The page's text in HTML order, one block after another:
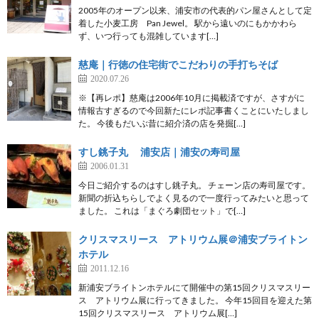
2005年のオープン以来、浦安市の代表的パン屋さんとして定
着した小麦工房 Pan Jewel。 駅から遠いのにもかかわら
ず、いつ行っても混雑しています[…]
慈庵｜行徳の住宅街でこだわりの手打ちそば
2020.07.26
※【再レポ】慈庵は2006年10月に掲載済ですが、さすがに
情報古すぎるので今回新たにレポ記事書くことにいたしまし
た。 今後もだいぶ昔に紹介済の店を発掘[…]
すし銚子丸 浦安店｜浦安の寿司屋
2006.01.31
今日ご紹介するのはすし銚子丸。 チェーン店の寿司屋です。
新聞の折込ちらしでよく見るので一度行ってみたいと思って
ました。 これは「まぐろ劇団セット」で[…]
クリスマスリース アトリウム展＠浦安ブライトン
ホテル
2011.12.16
新浦安ブライトンホテルにて開催中の第15回クリスマスリー
ス アトリウム展に行ってきました。 今年15回目を迎えた第
15回クリスマスリース アトリウム展[…]